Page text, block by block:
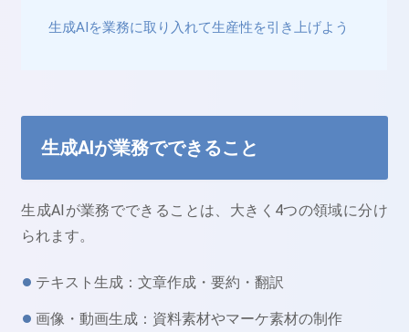
生成AIを業務に取り入れて生産性を引き上げよう
生成AIが業務でできること
生成AIが業務でできることは、大きく4つの領域に分け
られます。
テキスト生成：文章作成・要約・翻訳
画像・動画生成：資料素材やマーケ素材の制作